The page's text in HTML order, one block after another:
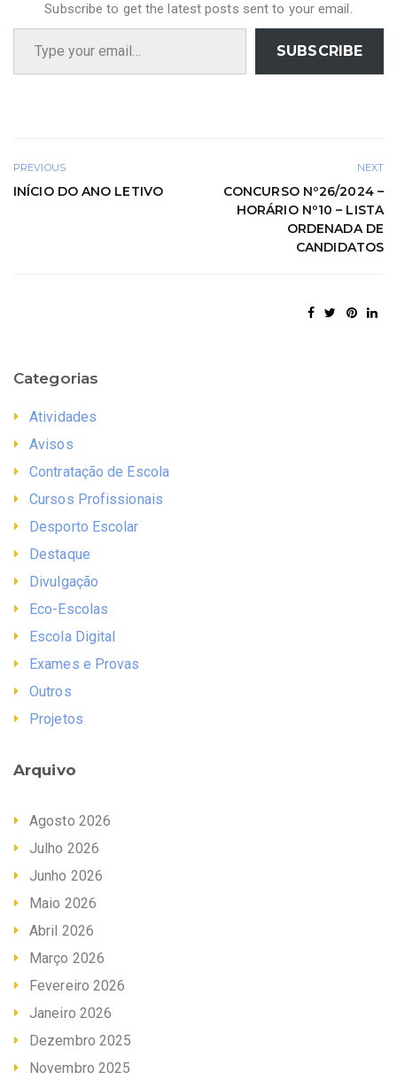
Subscribe to get the latest posts sent to your email.
Type your email…
SUBSCRIBE
PREVIOUS
INÍCIO DO ANO LETIVO
NEXT
CONCURSO Nº26/2024 –
HORÁRIO Nº10 – LISTA
ORDENADA DE
CANDIDATOS
Categorias
Atividades
Avisos
Contratação de Escola
Cursos Profissionais
Desporto Escolar
Destaque
Divulgação
Eco-Escolas
Escola Digital
Exames e Provas
Outros
Projetos
Arquivo
Agosto 2026
Julho 2026
Junho 2026
Maio 2026
Abril 2026
Março 2026
Fevereiro 2026
Janeiro 2026
Dezembro 2025
Novembro 2025